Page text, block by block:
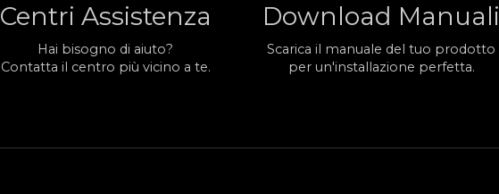
Centri Assistenza
Hai bisogno di aiuto?
Contatta il centro più vicino a te.
Download Manuali
Scarica il manuale del tuo prodotto
per un'installazione perfetta.